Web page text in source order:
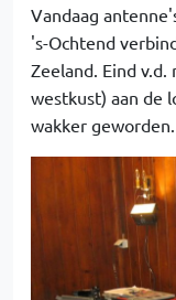
Vandaag
's-Ochtend
Zeeland. Eind v.d.
westkust) aan de
wakker